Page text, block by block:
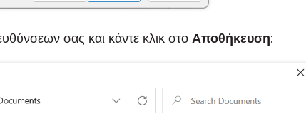
σας και κάντε κλικ στοΑποθήκευση: